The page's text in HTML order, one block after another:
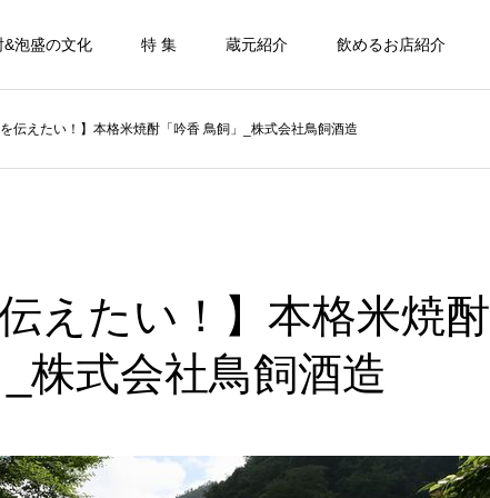
&泡盛の文化 特 集 蔵元紹介 飲めるお店紹介
を伝えたい！】本格米焼酎「吟香 鳥飼」_株式会社鳥飼酒造
えたい！】本格米焼酎
_株式会社鳥飼酒造